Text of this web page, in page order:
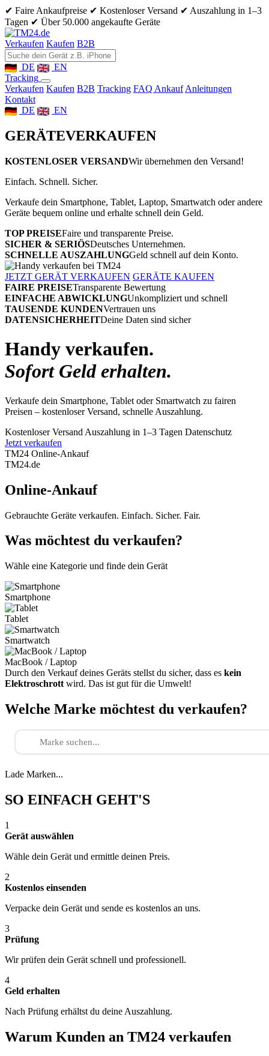
✔ Faire Ankaufpreise ✔ Kostenloser Versand ✔ Auszahlung in 1–3
Tagen ✔ Über 50.000 angekaufte Geräte
Verkaufen Kaufen B2B
DE
EN
Tracking
Verkaufen Kaufen B2B Tracking FAQ Ankauf Anleitungen
Kontakt
DE
EN
GERÄTEVERKAUFEN
KOSTENLOSER VERSANDWir übernehmen den Versand!
Einfach. Schnell. Sicher.
Verkaufe dein Smartphone, Tablet, Laptop, Smartwatch oder andere
Geräte bequem online und erhalte schnell dein Geld.
TOP PREISEFaire und transparente Preise.
SICHER & SERIÖSDeutsches Unternehmen.
SCHNELLE AUSZAHLUNGGeld schnell auf dein Konto.
JETZT GERÄT VERKAUFEN GERÄTE KAUFEN
FAIRE PREISETransparente Bewertung
EINFACHE ABWICKLUNGUnkompliziert und schnell
TAUSENDE KUNDENVertrauen uns
DATENSICHERHEITDeine Daten sind sicher
Handy verkaufen.
Sofort Geld erhalten.
Verkaufe dein Smartphone, Tablet oder Smartwatch zu fairen
Preisen – kostenloser Versand, schnelle Auszahlung.
Kostenloser Versand Auszahlung in 1–3 Tagen Datenschutz
Jetzt verkaufen
TM24 Online-Ankauf
TM24.de
Online-Ankauf
Gebrauchte Geräte verkaufen. Einfach. Sicher. Fair.
Was möchtest du verkaufen?
Wähle eine Kategorie und finde dein Gerät
Smartphone
Tablet
Smartwatch
MacBook / Laptop
Durch den Verkauf deines Geräts stellst du sicher, dass es kein
Elektroschrott wird. Das ist gut für die Umwelt!
Welche Marke möchtest du verkaufen?
Lade Marken...
SO EINFACH GEHT'S
1
Gerät auswählen
Wähle dein Gerät und ermittle deinen Preis.
2
Kostenlos einsenden
Verpacke dein Gerät und sende es kostenlos an uns.
3
Prüfung
Wir prüfen dein Gerät schnell und professionell.
4
Geld erhalten
Nach Prüfung erhältst du deine Auszahlung.
Warum Kunden an TM24 verkaufen